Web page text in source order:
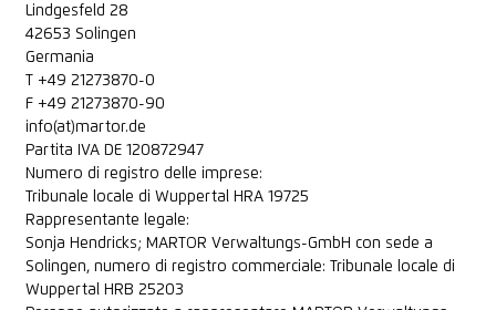
Lindgesfeld 28
42653 Solingen
Germania
+49 21273870-0
F +49 21273870-90
info(at)martor.de
Partita IVA DE 120872947
Numero di registro delle imprese:
Tribunale locale di Wuppertal HRA 19725
Rappresentante legale:
Sonja Hendricks; MARTOR Verwaltungs-GmbH con sede a
Solingen, numero di registro commerciale: Tribunale locale di
Wuppertal HRB 25203